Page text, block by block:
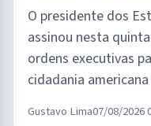
O presidente dos
assinou nesta
ordens executivas
cidadania
Gustavo Lima07/08/2026